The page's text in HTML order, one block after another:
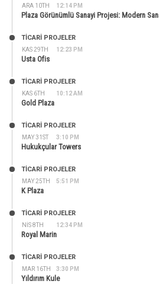
ARA 10TH 12:14 PM
Plaza Görünümlü Sanayi Projesi: Modern
KAS 29TH 12:23 PM
TİCARİ PROJELER
Usta Ofis
KAS 6TH 10:12 AM
TİCARİ PROJELER
Gold Plaza
MAY 31ST 3:10 PM
TİCARİ PROJELER
Hukukçular Towers
MAY 25TH 5:51 PM
TİCARİ PROJELER
K Plaza
NIS 8TH 12:34 PM
TİCARİ PROJELER
Royal Marin
MAR 16TH 3:30 PM
TİCARİ PROJELER
Yıldırım Kule